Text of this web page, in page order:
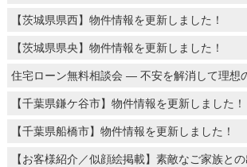
【茨城県県西】物件情報を更新しました！
【茨城県県央】物件情報を更新しました！
住宅ローン無料相談会 ― 不安を解消して理想
【千葉県鎌ケ谷市】物件情報を更新しました！
【千葉県船橋市】物件情報を更新しました！
【お客様紹介／似顔絵掲載】素敵なご家族と